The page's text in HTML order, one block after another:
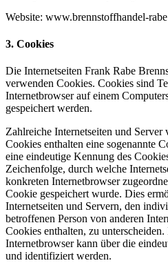
Website: www.brennstoffhandel-
3. Cookies
Die Internetseiten Frank Rabe
verwenden Cookies. Cookies sind
Internetbrowser auf einem
gespeichert werden.
Zahlreiche Internetseiten und
Cookies enthalten eine sogenannte
eine eindeutige Kennung des
Zeichenfolge, durch welche
konkreten Internetbrowser
Cookie gespeichert wurde. Dies
Internetseiten und Servern, den
betroffenen Person von anderen
Cookies enthalten, zu
Internetbrowser kann über die
und identifiziert werden.